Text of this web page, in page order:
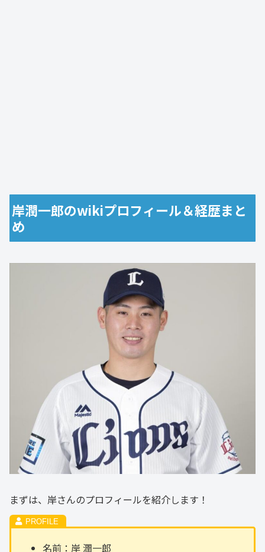
岸潤一郎のwikiプロフィール＆経歴まと
め
まずは、岸さんのプロフィールを紹介します！
名前：岸 潤一郎